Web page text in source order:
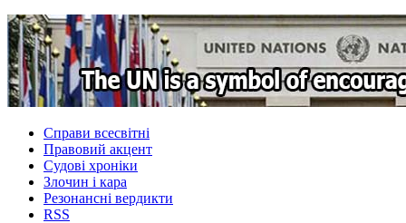
Справи всесвітні
Правовий акцент
Судові хроніки
Злочин і кара
Резонансні вердикти
RSS